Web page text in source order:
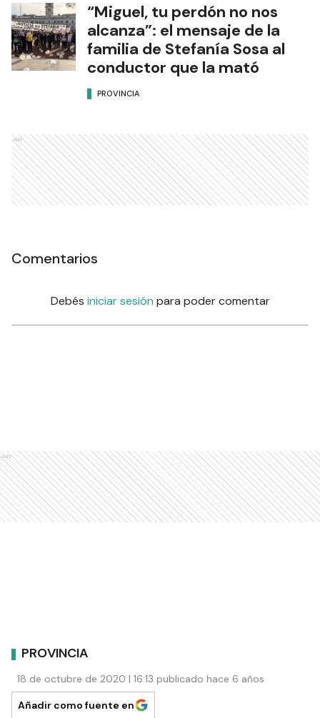
“Miguel, tu perdón no nos
alcanza”: el mensaje de la
familia de Stefanía Sosa al
conductor que la mató
PROVINCIA
Ads
Comentarios
Debés iniciar sesión para poder comentar
Ads
PROVINCIA
18 de octubre de 2020 | 16:13 publicado hace 6 años
Añadir como fuente en